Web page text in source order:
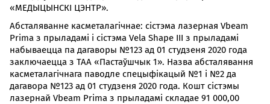
«МЕДЫЦЫНСКІ ЦЭНТР».
Абсталяванне касметалагічнае: сістэма лазерная Vbeam
Prima з прыладамі і сістэма Vela Shape III з прыладамі
набываецца па дагаворы №123 ад 01 студзеня 2020 года
заключаецца з ТАА «Пастаўшчык 1». Назва абсталявання
касметалагічнага паводле спецыфікацый №1 і №2 да
дагавора №123 ад 01 студзеня 2020 года. Кошт сістэмы
лазернай Vbeam Prima з прыладамі складае 91 000,00